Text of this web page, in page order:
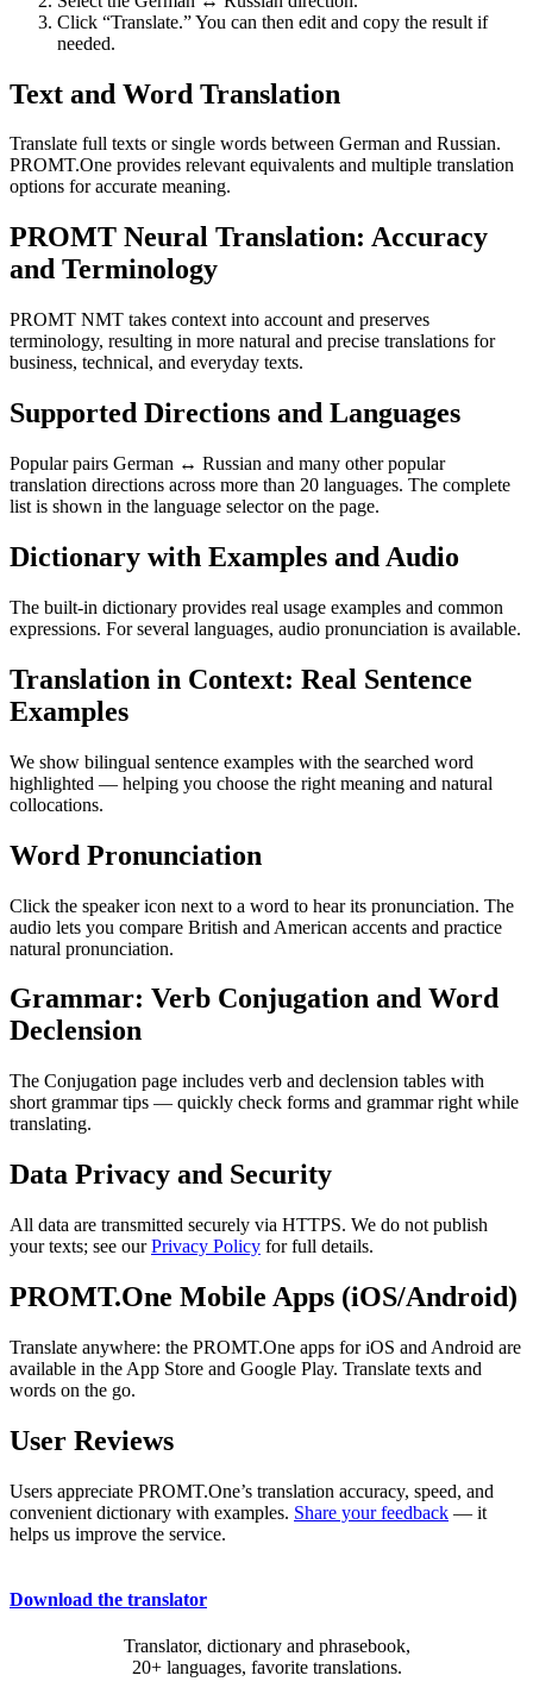
Click “Translate.” You can then edit and copy the result if
needed.
Text and Word Translation
Translate full texts or single words between German and Russian.
PROMT.One provides relevant equivalents and multiple translation
options for accurate meaning.
PROMT Neural Translation: Accuracy
and Terminology
PROMT NMT takes context into account and preserves
terminology, resulting in more natural and precise translations for
business, technical, and everyday texts.
Supported Directions and Languages
Popular pairs German ↔ Russian and many other popular
translation directions across more than 20 languages. The complete
list is shown in the language selector on the page.
Dictionary with Examples and Audio
The built-in dictionary provides real usage examples and common
expressions. For several languages, audio pronunciation is available.
Translation in Context: Real Sentence
Examples
We show bilingual sentence examples with the searched word
highlighted — helping you choose the right meaning and natural
collocations.
Word Pronunciation
Click the speaker icon next to a word to hear its pronunciation. The
audio lets you compare British and American accents and practice
natural pronunciation.
Grammar: Verb Conjugation and Word
Declension
The Conjugation page includes verb and declension tables with
short grammar tips — quickly check forms and grammar right while
translating.
Data Privacy and Security
All data are transmitted securely via HTTPS. We do not publish
your texts; see ourPrivacy Policy for full details.
PROMT.One Mobile Apps (iOS/Android)
Translate anywhere: the PROMT.One apps for iOS and Android are
available in the App Store and Google Play. Translate texts and
words on the go.
User Reviews
Users appreciate PROMT.One’s translation accuracy, speed, and
convenient dictionary with examples. Share your feedback — it
helps us improve the service.
Download the translator
Translator, dictionary and phrasebook,
20+ languages, favorite translations.